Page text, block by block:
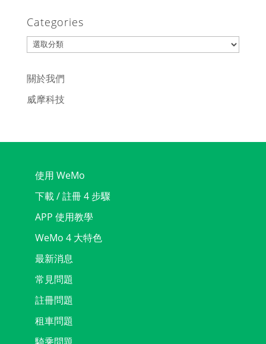
Categories
Categories
關於我們
威摩科技
使用 WeMo
下載 / 註冊 4 步驟
APP 使用教學
WeMo 4 大特色
最新消息
常見問題
註冊問題
租車問題
騎乘問題